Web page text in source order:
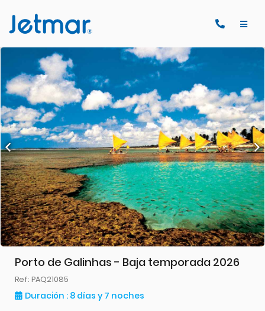
Porto de Galinhas - Baja temporada 2026
Ref: PAQ21085
Duración : 8 días y 7 noches